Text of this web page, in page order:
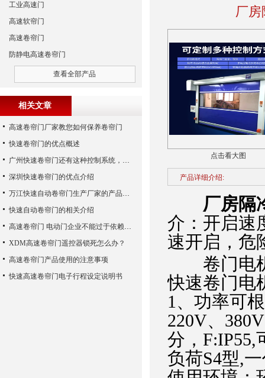
厂房
点击看大图
产品详细介绍:
厂房隔
介：开启速
速开启，危
卷门电机
快速卷门电
1、功率可
220V、
分，F:IP55,
负荷S4型,
工业高速门
高速软帘门
高速卷帘门
防静电高速卷帘门
查看全部产品
相关文章
高速卷帘门厂家教您如何保养卷帘门
快速卷帘门的优点概述
广州快速卷帘门还有这种控制系统，您知道吗？
深圳快速卷帘门的优点介绍
万江快速自动卷帘门生产厂家的产品使用性能
快速自动卷帘门的相关介绍
高速卷帘门 电动门企业不能过于依赖广告宣传
XDM高速卷帘门遥控器锁死怎么办？
高速卷帘门产品使用的注意事项
快速高速卷帘门电子行程设定说明书